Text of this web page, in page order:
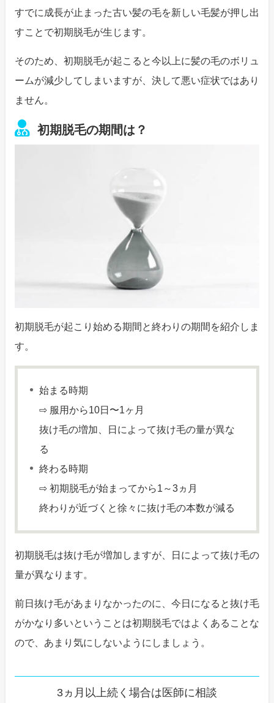
すでに成長が止まった古い髪の毛を新しい毛髪が押し出
すことで初期脱毛が生じます。
そのため、初期脱毛が起こると今以上に髪の毛のボリュ
ームが減少してしまいますが、決して悪い症状ではあり
ません。
初期脱毛の期間は？
初期脱毛が起こり始める期間と終わりの期間を紹介しま
す。
始まる時期
⇨ 服用から10日〜1ヶ月
抜け毛の増加、日によって抜け毛の量が異な
る
終わる時期
⇨ 初期脱毛が始まってから1～3ヵ月
終わりが近づくと徐々に抜け毛の本数が減る
初期脱毛は抜け毛が増加しますが、日によって抜け毛の
量が異なります。
前日抜け毛があまりなかったのに、今日になると抜け毛
がかなり多いということは初期脱毛ではよくあることな
ので、あまり気にしないようにしましょう。
3ヵ月以上続く場合は医師に相談